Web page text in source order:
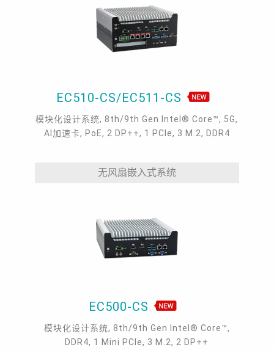
EC510-CS/EC511-CS
模块化设计系统, 8th/9th Gen Intel® Core™, 5G,
AI加速卡, PoE, 2 DP++, 1 PCIe, 3 M.2, DDR4
无风扇嵌入式系统
EC500-CS
模块化设计系统, 8th/9th Gen Intel® Core™,
DDR4, 1 Mini PCIe, 3 M.2, 2 DP++